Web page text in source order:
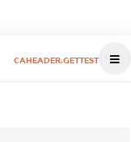
CAHEADER.GETTEST